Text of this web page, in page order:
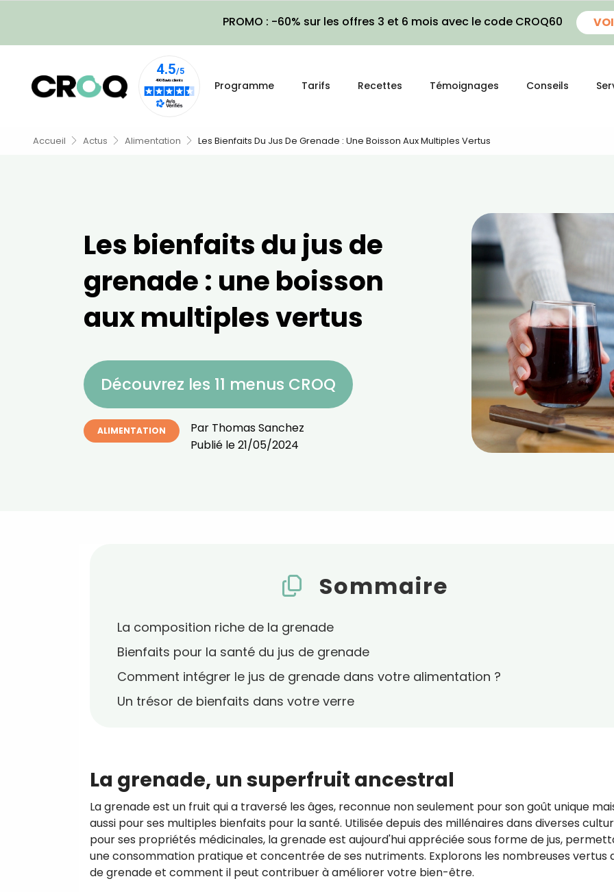
PROMO : -60% sur les offres 3 et 6 mois avec le code CROQ60
Programme Tarifs Recettes Témoignages Conseils
Accueil Actus Alimentation Les Bienfaits Du Jus De Grenade : Une Boisson Aux Multiples Vertus
Les bienfaits du jus de
grenade : une boisson
aux multiples vertus
Découvrez les 11 menus CROQ
ALIMENTATION Par Thomas Sanchez
Publié le21/05/2024
Sommaire
La composition riche de la grenade
Bienfaits pour la santé du jus de grenade
Comment intégrer le jus de grenade dans votre alimentation ?
Un trésor de bienfaits dans votre verre
La grenade, un superfruit ancestral
La grenade est un fruit qui a traversé les âges, reconnue non seulement pour son goût unique
aussi pour ses multiples bienfaits pour la santé. Utilisée depuis des millénaires dans diverses
pour ses propriétés médicinales, la grenade est aujourd'hui appréciée sous forme de jus,
une consommation pratique et concentrée de ses nutriments. Explorons les nombreuses vertus
de grenade et comment il peut contribuer à améliorer votre bien-être.